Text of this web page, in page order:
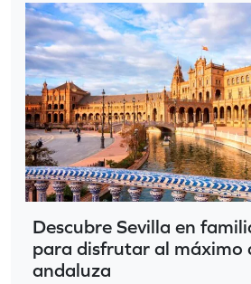
Descubre Sevilla en
para disfrutar al máximo
andaluza